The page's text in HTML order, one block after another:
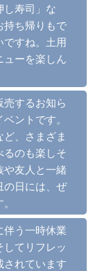
し寿司」な
持ち帰りもで
ですね。土用
ューを楽しん
するお知ら
ントです。
、さまざま
るのも楽しそ
や友人と一緒
の日には、ぜ
伴う一時休業
てリフレッ
されています